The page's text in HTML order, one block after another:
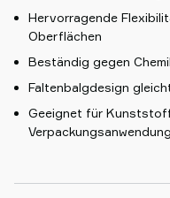
Hervorragende
Oberflächen
Beständig gegen
Faltenbalgdesign
Geeignet für